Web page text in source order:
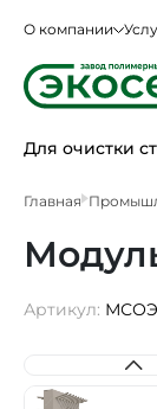
О компании
Для очистки
Главная
Артикул: